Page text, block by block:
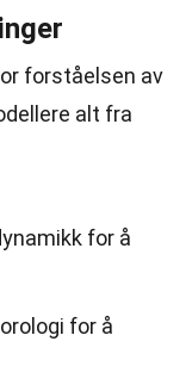
forståelsen av
alt fra
for å
for å